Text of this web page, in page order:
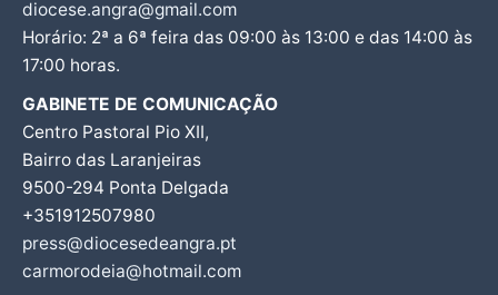
diocese.angra@gmail.com
Horário: 2ª a 6ª feira das 09:00 às 13:00 e das 14:00 às
17:00 horas.
GABINETE DE COMUNICAÇÃO
Centro Pastoral Pio XII,
Bairro das Laranjeiras
9500-294 Ponta Delgada
+351912507980
press@diocesedeangra.pt
carmorodeia@hotmail.com